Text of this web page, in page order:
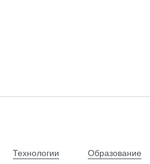
Технологии Образование